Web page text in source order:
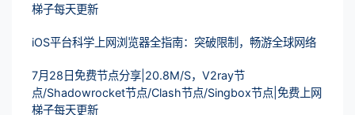
梯子每天更新
iOS平台科学上网浏览器全指南：突破限制，畅游全球网络
7月28日免费节点分享|20.8M/S，V2ray节
点/Shadowrocket节点/Clash节点/Singbox节点|免费上网
梯子每天更新